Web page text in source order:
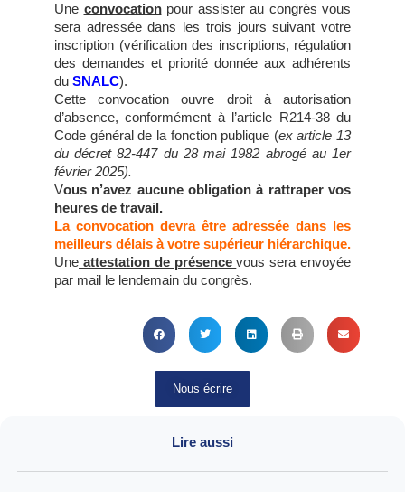
Une convocationpour assister au congrès vous
sera adressée dans les trois jours suivant votre
inscription (vérification des inscriptions, régulation
des demandes et priorité donnée aux adhérents
du SNALC).
Cette convocation ouvre droit à autorisation
d’absence, conformément à l’article R214-38 du
Code général de la fonction publique (ex article 13
du décret 82-447 du 28 mai 1982 abrogé au 1er
février 2025).
Vous n’avez aucune obligation à rattraper vos
heures de travail.
La convocation devra être adressée dans les
meilleurs délais à votre supérieur hiérarchique.
Une attestation de présencevous sera envoyée
par mail le lendemain du congrès.
Nous écrire
Lire aussi